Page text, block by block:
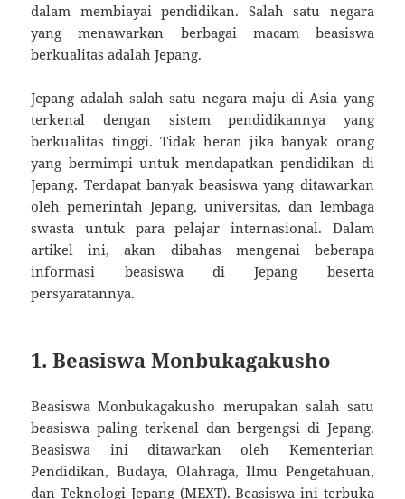
dalam membiayai pendidikan. Salah satu negara
yang menawarkan berbagai macam beasiswa
berkualitas adalah Jepang.
Jepang adalah salah satu negara maju di Asia yang
terkenal dengan sistem pendidikannya yang
berkualitas tinggi. Tidak heran jika banyak orang
yang bermimpi untuk mendapatkan pendidikan di
Jepang. Terdapat banyak beasiswa yang ditawarkan
oleh pemerintah Jepang, universitas, dan lembaga
swasta untuk para pelajar internasional. Dalam
artikel ini, akan dibahas mengenai beberapa
informasi beasiswa di Jepang beserta
persyaratannya.
1. Beasiswa Monbukagakusho
Beasiswa Monbukagakusho merupakan salah satu
beasiswa paling terkenal dan bergengsi di Jepang.
Beasiswa ini ditawarkan oleh Kementerian
Pendidikan, Budaya, Olahraga, Ilmu Pengetahuan,
dan Teknologi Jepang (MEXT). Beasiswa ini terbuka